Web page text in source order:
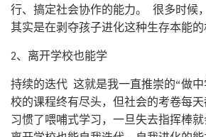
行、搞定社会协作的能力。 很多时候
其实是在剥夺孩子进化这种生存本能的
2、离开学校也能学
持续的迭代 这就是我一直推崇的“做
校的课程终有尽头，但社会的考卷每
习惯了喂哺式学习，一旦失去指挥棒